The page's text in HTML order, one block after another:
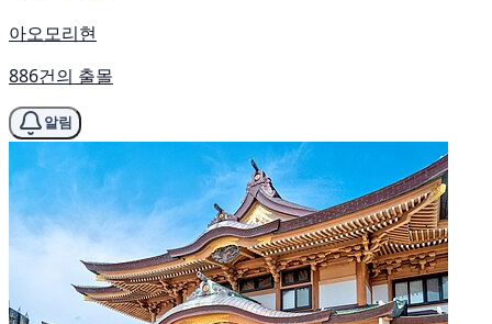
아오모리현
886건의 출몰
알림